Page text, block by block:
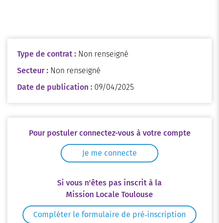
Type de contrat : Non renseigné
Secteur : Non renseigné
Date de publication : 09/04/2025
Pour postuler connectez-vous à votre compte
Je me connecte
Si vous n'êtes pas inscrit à la
Mission Locale Toulouse
Compléter le formulaire de pré‑inscription